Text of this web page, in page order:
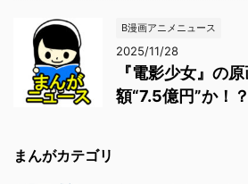
B漫画アニメニュース
2025/11/28
『電影少女』の
額“7.5億円”か！？
まんがカテゴリ